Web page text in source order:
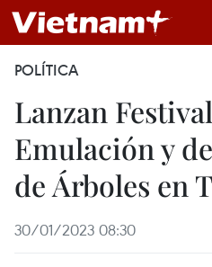
POLÍTICA
Lanzan
Emulación y
de Árboles en
30/01/2023 08:30